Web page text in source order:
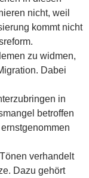
nicht, weil
kommt nicht
zu widmen,
Dabei
in
betroffen
verhandelt
Dazu gehört